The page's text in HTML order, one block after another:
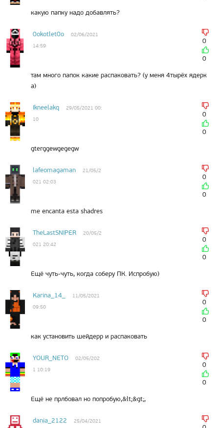
какую папку надо добавлять?
0okotlet0o
02/06/2021
14:59
0
0
там много папок какие распаковать? (у меня 4тырёх ядерк
а)
Ikneelakq
29/05/2021 00:
10
0
0
gterggewgegegw
lafeomagaman
21/05/2
021 02:03
0
0
me encanta esta shadres
TheLastSNIPER
20/05/2
021 20:42
0
0
Ещё чуть-чуть, когда соберу ПК. Испробую)
Karina_14_
11/05/2021
09:50
0
0
как установить шейдерр и распаковать
YOUR_NETO
02/05/202
1 10:19
0
0
Ещё не прлбовал но попробую,&lt;&gt;,
dania_2122 25/04/2021